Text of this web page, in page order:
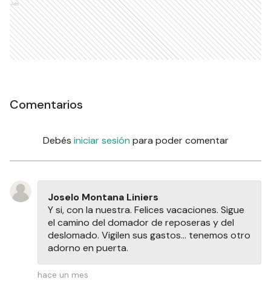
Ads
Comentarios
Debés iniciar sesión para poder comentar
Joselo Montana Liniers
Y si, con la nuestra. Felices vacaciones. Sigue
el camino del domador de reposeras y del
deslomado. Vigilen sus gastos... tenemos otro
adorno en puerta.
hace un mes